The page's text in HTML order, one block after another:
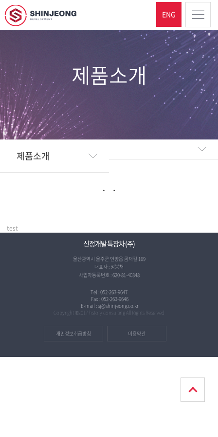
ENG
제품소개
제품소개
test
신정개발특장차(주)
울산광역시 울주군 언양읍 곰재길 169
대표자 : 정봉채
사업자등록번호 : 620-81-40348
Tel : 052-263-9647
Fax : 052-263-9646
E-mail : sj@shinjeong.co.kr
Copyright ©2017 hstory consulting All Rights Reserved
개인정보취급방침 이용약관